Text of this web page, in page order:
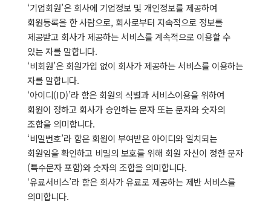
‘기업회원’은 회사에 기업정보 및 개인정보를 제공하여
회원등록을 한 사람으로, 회사로부터 지속적으로 정보를
제공받고 회사가 제공하는 서비스를 계속적으로 이용할 수
있는 자를 말합니다.
‘비회원’은 회원가입 없이 회사가 제공하는 서비스를 이용하는
자를 말합니다.
‘아이디(ID)’라 함은 회원의 식별과 서비스이용을 위하여
회원이 정하고 회사가 승인하는 문자 또는 문자와 숫자의
조합을 의미합니다.
‘비밀번호’라 함은 회원이 부여받은 아이디와 일치되는
회원임을 확인하고 비밀의 보호를 위해 회원 자신이 정한 문자
(특수문자 포함)와 숫자의 조합을 의미합니다.
‘유료서비스’라 함은 회사가 유료로 제공하는 제반 서비스를
의미합니다.